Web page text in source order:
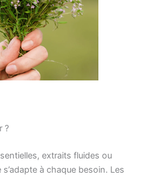
?
extraits fluides ou
à chaque besoin. Les